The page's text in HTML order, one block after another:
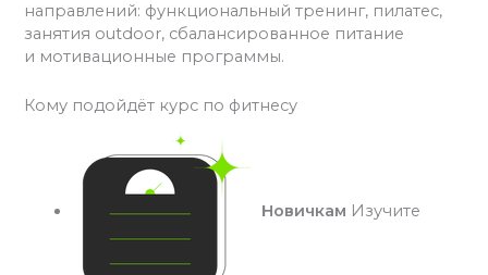
направлений: функциональный тренинг, пилатес,
занятия outdoor, сбалансированное питание
и мотивационные программы.
Кому подойдёт курс по фитнесу
Новичкам Изучите